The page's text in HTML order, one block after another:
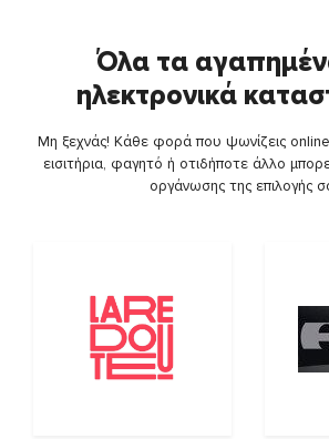
Όλα τα
ηλεκτρονικά
Μη ξεχνάς! Κάθε φορά που ψωνίζεις
εισιτήρια, φαγητό ή οτιδήποτε άλλο
οργάνωσης της επιλογής